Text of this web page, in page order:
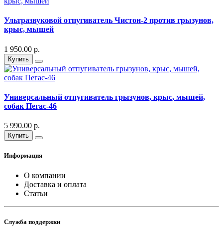
Ультразвуковой отпугиватель Чистон-2 против грызунов,
крыс, мышей
1 950.00 р.
Купить
Универсальный отпугиватель грызунов, крыс, мышей,
собак Пегас-46
5 990.00 р.
Купить
Информация
О компании
Доставка и оплата
Статьи
Служба поддержки